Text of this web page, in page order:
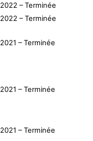
2022 – Terminée
2022 – Terminée
2021 – Terminée
2021 – Terminée
2021 – Terminée